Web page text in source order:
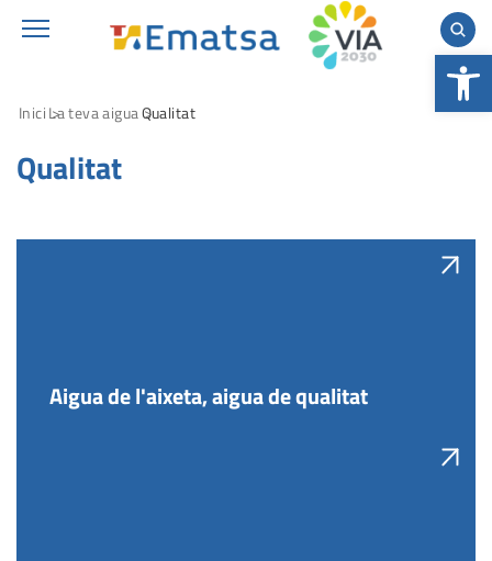
Obre la
IniciLa teva aiguaQualitat
Qualitat
Aigua de l'aixeta, aigua de qualitat